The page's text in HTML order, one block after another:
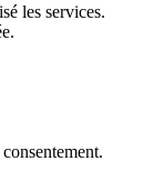
les services.